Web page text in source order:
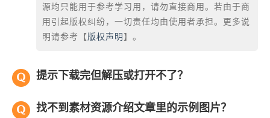
源均只能用于参考学习用，请勿直接商用。若由于商
用引起版权纠纷，一切责任均由使用者承担。更多说
明请参考【 版权声明 】。
提示下载完但解压或打开不了？
找不到素材资源介绍文章里的示例图片？